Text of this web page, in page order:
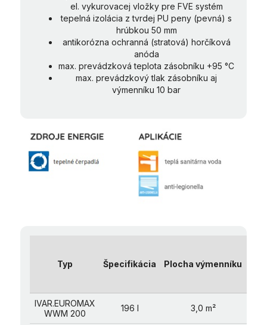
el. vykurovacej vložky pre FVE systém
tepelná izolácia z tvrdej PU peny (pevná) s
hrúbkou 50 mm
antikorózna ochranná (stratová) horčíková
anóda
max. prevádzková teplota zásobníku +95 °C
max. prevádzkový tlak zásobníku aj
výmenníku 10 bar
Typ Špecifikácia Plocha výmenníku
IVAR.EUROMAX
WWM 200
196 l 3,0 m²